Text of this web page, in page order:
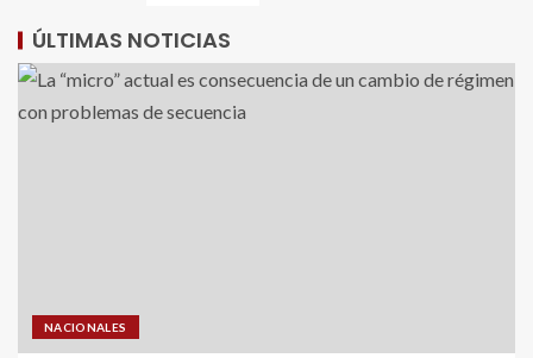
ÚLTIMAS NOTICIAS
NACIONALES